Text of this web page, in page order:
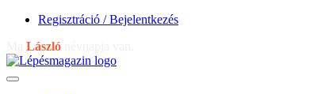
Regisztráció / Bejelentkezés
László